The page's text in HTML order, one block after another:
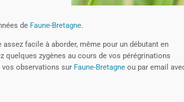
de Faune-Bretagne.
assez facile à aborder, même pour un débutant en
quelques zygènes au cours de vos pérégrinations
observations sur Faune-Bretagne ou par email